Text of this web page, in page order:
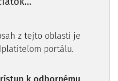
povinnosti zamestnávateľa
v tejto agende.
osobný spis
sa začína vytvárať
z tejto oblasti je
portálu.